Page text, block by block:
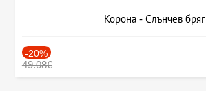
Корона - Слънчев бряг
-20%
49.08€